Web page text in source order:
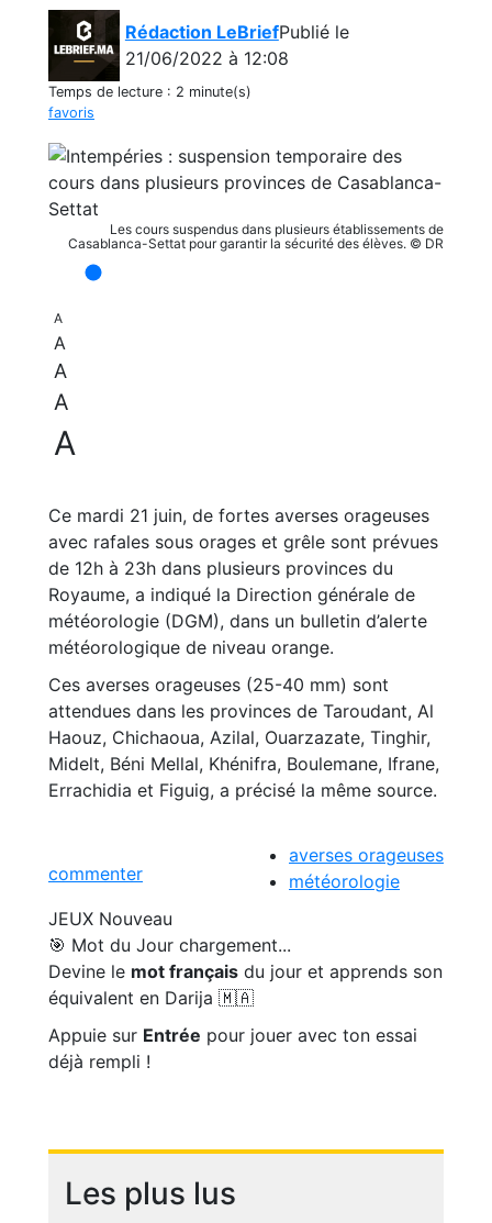
Rédaction LeBriefPublié le
21/06/2022 à 12:08
Temps de lecture : 2 minute(s)
favoris
Les cours suspendus dans plusieurs établissements de
Casablanca-Settat pour garantir la sécurité des élèves. © DR
A
A
A
A
A
Ce mardi 21 juin, de fortes averses orageuses
avec rafales sous orages et grêle sont prévues
de 12h à 23h dans plusieurs provinces du
Royaume, a indiqué la Direction générale de
météorologie (DGM), dans un bulletin d’alerte
météorologique de niveau orange.
Ces averses orageuses (25-40 mm) sont
attendues dans les provinces de Taroudant, Al
Haouz, Chichaoua, Azilal, Ouarzazate, Tinghir,
Midelt, Béni Mellal, Khénifra, Boulemane, Ifrane,
Errachidia et Figuig, a précisé la même source.
commenter
averses orageuses
météorologie
JEUX Nouveau
🎯 Mot du Jour chargement...
Devine le mot français du jour et apprends son
équivalent en Darija 🇲🇦
Appuie sur Entrée pour jouer avec ton essai
déjà rempli !
Les plus lus